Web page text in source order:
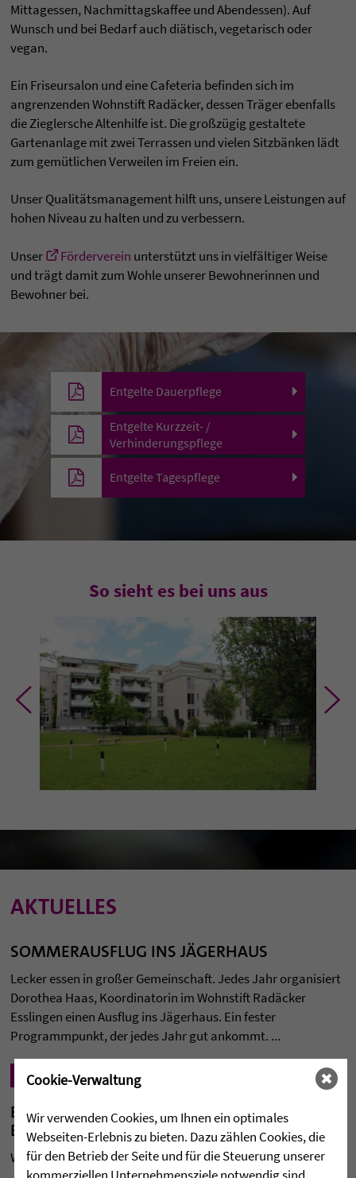
Mittagessen, Nachmittagskaffee und Abendessen). Auf
Wunsch und bei Bedarf auch diätisch, vegetarisch oder
vegan.
Ein Friseursalon und eine Cafeteria befinden sich im
angrenzenden Wohnstift Radäcker, dessen Träger ebenfalls
die Zieglersche Altenhilfe ist. Die großzügig gestaltete
Gartenanlage mit zwei Terrassen und vielen Sitzbänken lädt
zum gemütlichen Verweilen im Freien ein.
Unser Qualitätsmanagement hilft uns, unsere Leistungen auf
hohen Niveau zu halten und zu verbessern.
Unser Förderverein unterstützt uns in vielfältiger Weise
und trägt damit zum Wohle unserer Bewohnerinnen und
Bewohner bei.
Entgelte Dauerpflege
Entgelte Kurzzeit- /
Verhinderungspflege
Entgelte Tagespflege
So sieht es bei uns aus
AKTUELLES
SOMMERAUSFLUG INS JÄGERHAUS
Lecker essen in großer Gemeinschaft. Jedes Jahr organisiert
Dorothea Haas, Koordinatorin im Wohnstift Radäcker
Esslingen einen Ausflug ins Jägerhaus. Ein fester
Programmpunkt, der jedes Jahr gut ankommt. ...
Mehr lesen
BEI EIS STRAHLEN AUCH DIE AUGEN DER
BEWOHNERINNEN UND BEWOHNER
Wenn der Nachtisch durch einen Eisbecher ersetzt ...
Cookie-Verwaltung
Wir verwenden Cookies, um Ihnen ein optimales
Webseiten-Erlebnis zu bieten. Dazu zählen Cookies, die
für den Betrieb der Seite und für die Steuerung unserer